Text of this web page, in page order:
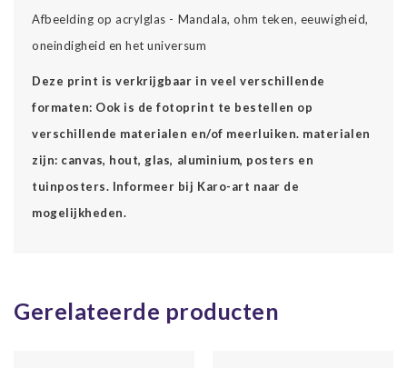
Afbeelding op acrylglas - Mandala, ohm teken, eeuwigheid,
oneindigheid en het universum
Deze print is verkrijgbaar in veel verschillende
formaten: Ook is de fotoprint te bestellen op
verschillende materialen en/of meerluiken. materialen
zijn: canvas, hout, glas, aluminium, posters en
tuinposters. Informeer bij Karo-art naar de
mogelijkheden.
Gerelateerde producten